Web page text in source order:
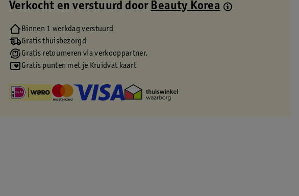
Verkocht en verstuurd door Beauty Korea
Binnen 1 werkdag verstuurd
Gratis thuisbezorgd
Gratis retourneren via verkooppartner.
Gratis punten met je Kruidvat kaart